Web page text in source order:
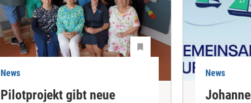
News
Pilotprojekt gibt neue
News